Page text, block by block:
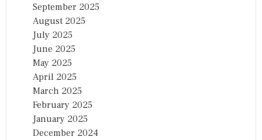
September 2025
August 2025
July 2025
June 2025
May 2025
April 2025
March 2025
February 2025
January 2025
December 2024